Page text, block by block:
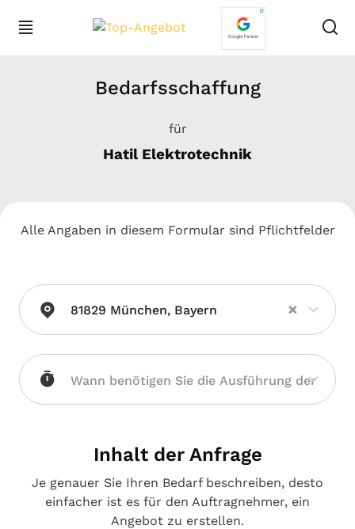
Bedarfsschaffung
für
Hatil Elektrotechnik
Alle Angaben in diesem Formular sind Pflichtfelder
81829 München, Bayern ×
Inhalt der Anfrage
Je genauer Sie Ihren Bedarf beschreiben, desto
einfacher ist es für den Auftragnehmer, ein
Angebot zu erstellen.